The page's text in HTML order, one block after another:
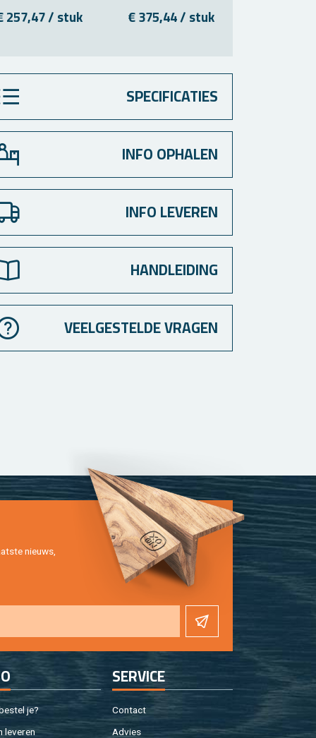
257,47 / stuk € 375,44 / stuk
SPECIFICATIES
INFO OPHALEN
INFO LEVEREN
HANDLEIDING
VEELGESTELDE VRAGEN
nieuws,
je?
le­ve­ren
SER­VI­CE
Con­tact
Ad­vies